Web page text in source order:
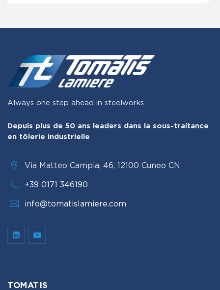
Always one step ahead in steelworks
Depuis plus de 50 ans leaders dans la sous-traitance
en tôlerie industrielle
Via Matteo Campia, 46, 12100 Cuneo CN
+39 0171 346190
info@tomatislamiere.com
TOMATIS